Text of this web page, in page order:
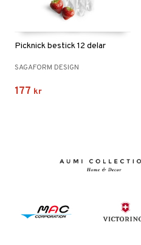
Picknick bestick 12 delar
SAGAFORM DESIGN
177 kr